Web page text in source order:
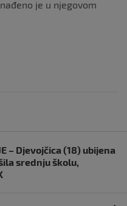
je u njegovom
– Djevojčica (18) ubijena
srednju školu,